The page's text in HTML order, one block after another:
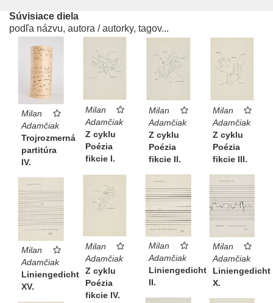
Súvisiace diela
podľa názvu, autora / autorky, tagov...
Milan
Adamčiak
Trojrozmerná
partitúra
IV.
Milan
Adamčiak
Z cyklu
Poézia
fikcie I.
Milan
Adamčiak
Z cyklu
Poézia
fikcie II.
Milan
Adamčiak
Z cyklu
Poézia
fikcie III.
Milan
Adamčiak
Z cyklu
Poézia
fikcie IV.
Milan
Adamčiak
Liniengedicht
II.
Milan
Adamčiak
Liniengedicht
X.
Milan
Adamčiak
Liniengedicht
XV.